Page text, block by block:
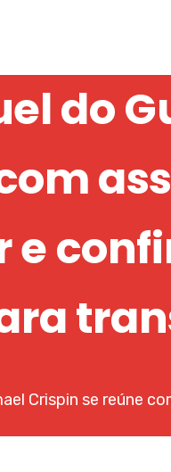
do
Crispin se reúne